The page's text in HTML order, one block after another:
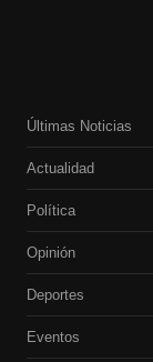
Últimas Noticias
Actualidad
Política
Opinión
Deportes
Eventos